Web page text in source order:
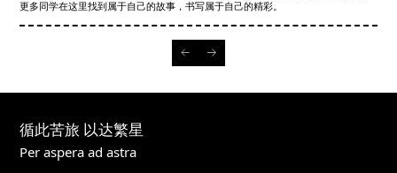
更多同学在这里找到属于自己的故事，书写属于自己的精彩。
循此苦旅 以达繁星
Per aspera ad astra